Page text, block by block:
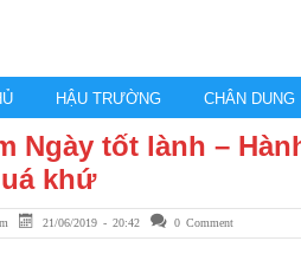
HẬU TRƯỜNG CHÂN DUNG
Ngày tốt lành –
khứ
21/06/2019 - 20:42 0 Comment